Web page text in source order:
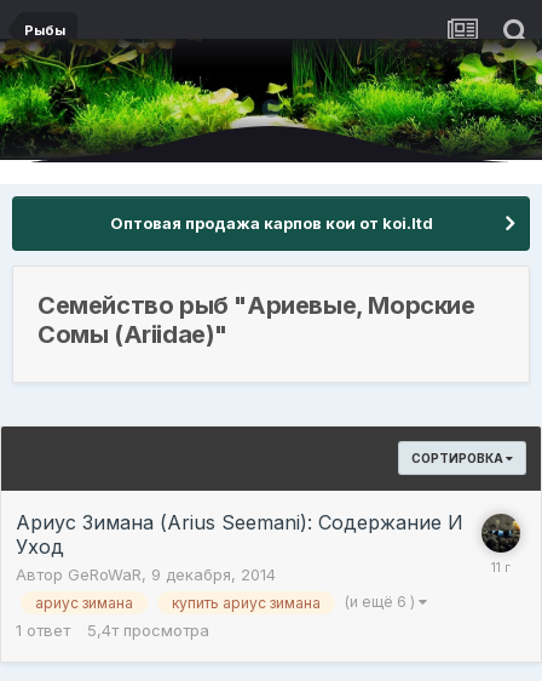
Рыбы
Оптовая продажа карпов кои от koi.ltd
Семейство рыб "Ариевые, Морские
Сомы (Ariidae)"
СОРТИРОВКА
Ариус Зимана (Arius Seemani): Содержание И
Уход
Автор GeRoWaR, 9 декабря, 2014
ариус зимана купить ариус зимана (и ещё 6 )
1 ответ 5,4т просмотра